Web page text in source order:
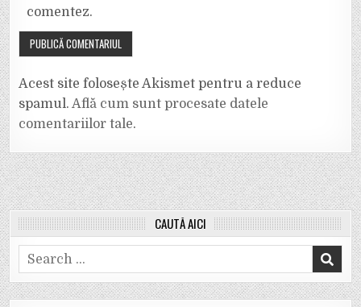
comentez.
Acest site folosește Akismet pentru a reduce
spamul.Află cum sunt procesate datele
comentariilor tale.
CAUTĂ AICI
Search
for: